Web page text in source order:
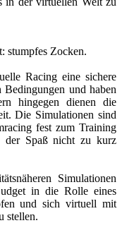
stumpfes Zocken.
Racing eine sichere
Bedingungen und haben
hingegen dienen die
Die Simulationen sind
fest zum Training
der Spaß nicht zu kurz
Simulationen
in die Rolle eines
und sich virtuell mit
stellen.